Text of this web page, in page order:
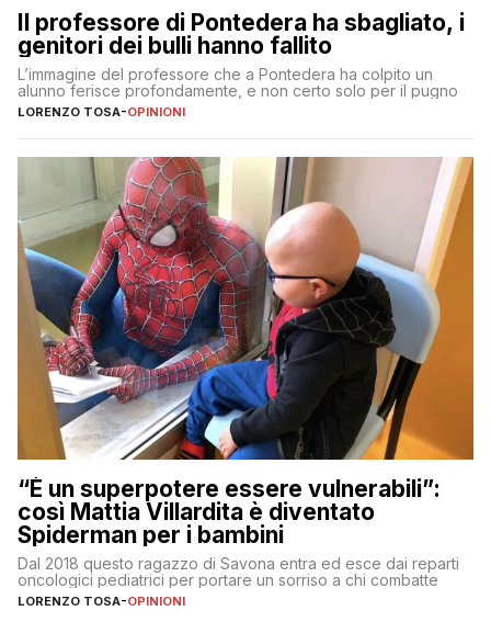
Il professore di Pontedera ha sbagliato, i
genitori dei bulli hanno fallito
L’immagine del professore che a Pontedera ha colpito un
alunno ferisce profondamente, e non certo solo per il pugno
LORENZO TOSA-OPINIONI
“È un superpotere essere vulnerabili”:
così Mattia Villardita è diventato
Spiderman per i bambini
Dal 2018 questo ragazzo di Savona entra ed esce dai reparti
oncologici pediatrici per portare un sorriso a chi combatte
LORENZO TOSA-OPINIONI